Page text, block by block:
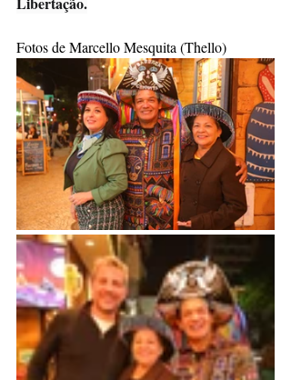
Fotos de Marcello Mesquita (Thello)